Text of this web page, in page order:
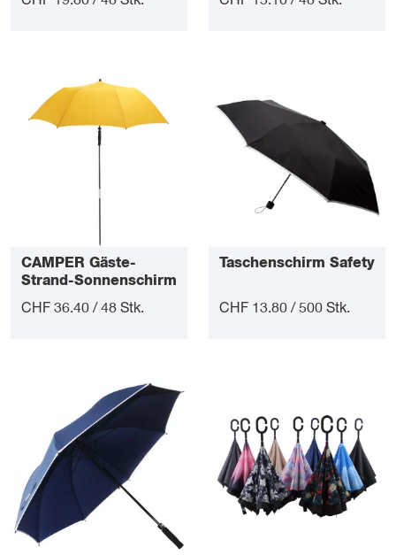
CAMPER Gäste-
Strand-Sonnenschirm
CHF 36.40 / 48 Stk.
Taschenschirm Safety
CHF 13.80 / 500 Stk.